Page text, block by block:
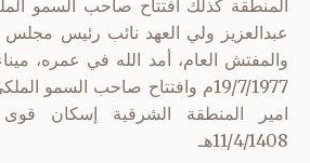
المنطقة كذلك افتتاح صاحب السمو
عبدالعزيز ولي العهد نائب رئيس مجلس
والمفتش العام، أمد الله في عمره،
19/7/1977م وافتتاح صاحب السمو
امير المنطقة الشرقية إسكان
11/4/1408هـ